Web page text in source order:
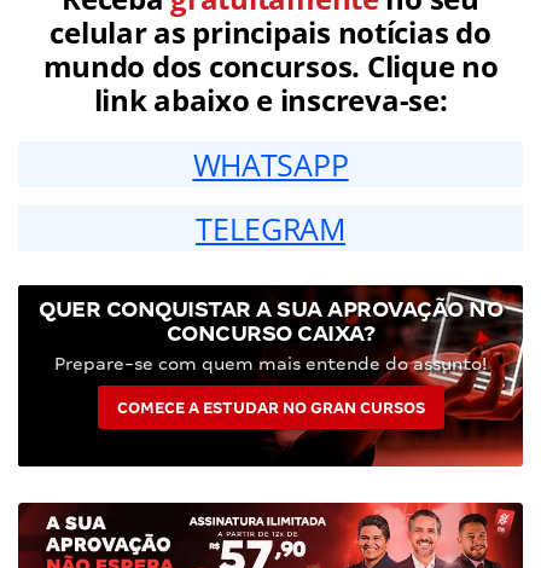
celular as principais notícias do
mundo dos concursos. Clique no
link abaixo e inscreva-se:
WHATSAPP
TELEGRAM
QUER CONQUISTAR A SUA APROVAÇÃO NO
CONCURSO CAIXA?
Prepare-se com quem mais entende do assunto!
COMECE A ESTUDAR NO GRAN CURSOS